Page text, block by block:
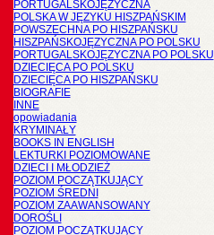
PORTUGALSKOJĘZYCZNA
POLSKA W JĘZYKU HISZPAŃSKIM
POWSZECHNA PO HISZPAŃSKU
HISZPAŃSKOJĘZYCZNA PO POLSKU
PORTUGALSKOJĘZYCZNA PO POLSKU
DZIECIĘCA PO POLSKU
DZIECIĘCA PO HISZPAŃSKU
BIOGRAFIE
INNE
opowiadania
KRYMINAŁY
BOOKS IN ENGLISH
LEKTURKI POZIOMOWANE
DZIECI I MŁODZIEŻ
POZIOM POCZĄTKUJĄCY
POZIOM ŚREDNI
POZIOM ZAAWANSOWANY
DOROŚLI
POZIOM POCZĄTKUJĄCY